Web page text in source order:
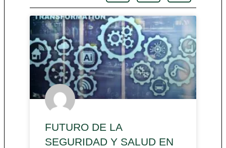
FUTURO DE LA
SEGURIDAD Y SALUD EN